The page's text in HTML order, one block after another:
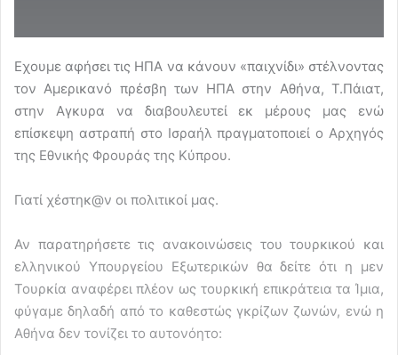
Εχουμε αφήσει τις ΗΠΑ να κάνουν «παιχνίδι» στέλνοντας
τον Αμερικανό πρέσβη των ΗΠΑ στην Αθήνα, Τ.Πάιατ,
στην Αγκυρα να διαβουλευτεί εκ μέρους μας ενώ
επίσκεψη αστραπή στο Ισραήλ πραγματοποιεί ο Αρχηγός
της Εθνικής Φρουράς της Κύπρου.
Γιατί χέστηκ@ν οι πολιτικοί μας.
Αν παρατηρήσετε τις ανακοινώσεις του τουρκικού και
ελληνικού Υπουργείου Εξωτερικών θα δείτε ότι η μεν
Τουρκία αναφέρει πλέον ως τουρκική επικράτεια τα Ίμια,
φύγαμε δηλαδή από το καθεστώς γκρίζων ζωνών, ενώ η
Αθήνα δεν τονίζει το αυτονόητο: